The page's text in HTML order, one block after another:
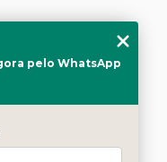
pelo WhatsApp